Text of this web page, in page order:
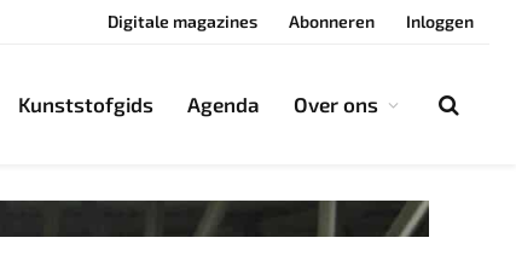
Digitale magazines Abonneren Inloggen
Kunststofgids Agenda Over ons